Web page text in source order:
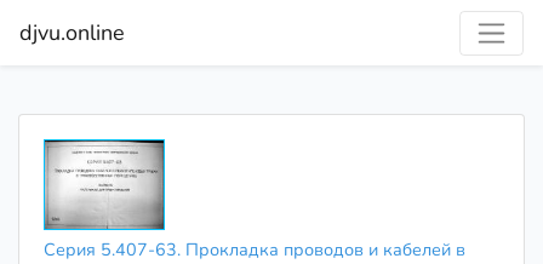
djvu.online
Серия 5.407-63. Прокладка проводов и кабелей в